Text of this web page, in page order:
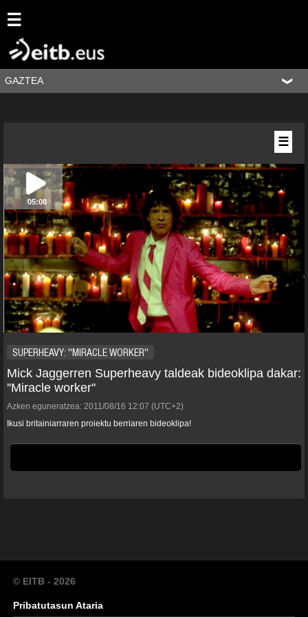
☰
GAZTEA
05:08
SUPERHEAVY: ''MIRACLE WORKER''
Mick Jaggerren Superheavy taldeak bideoklipa dakar:
''Miracle worker''
Azken eguneratzea: 2011/08/16 12:07 (UTC+2)
Ikusi britainiarraren proiektu berriaren bideoklipa!
☰
© EITB - 2026
Pribatutasun Ataria